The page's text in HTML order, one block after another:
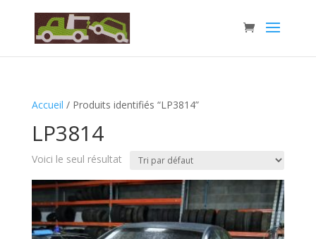
Accueil / Produits identifiés “LP3814”
LP3814
Voici le seul résultat